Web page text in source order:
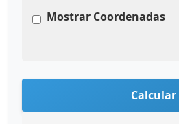
Mostrar Coordenadas
Calcular